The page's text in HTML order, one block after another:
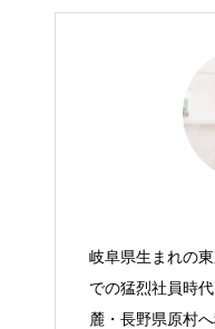
岐阜県生まれの
での猛烈社員時
麓・長野県原村